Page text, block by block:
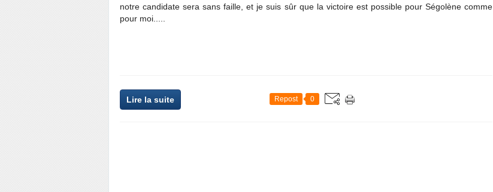
notre candidate sera sans faille, et je suis sûr que la victoire est possible pour Ségolène comme
pour moi.....
Lire la suite Repost 0